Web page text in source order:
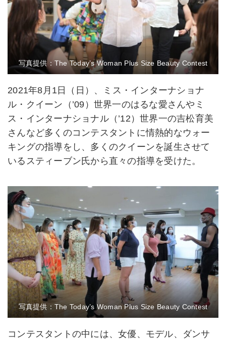
写真提供：The Today’s Woman Plus Size Beauty Contest
2021年8月1日（日）、ミス・インターナショナ
ル・クイーン（’09）世界一のはるな愛さんやミ
ス・インターナショナル（’12）世界一の吉松育美
さんなど多くのコンテスタントに情熱的なウォー
キングの指導をし、多くのクイーンを誕生させて
いるスティーブン氏から直々の指導を受けた。
写真提供：The Today’s Woman Plus Size Beauty Contest
コンテスタントの中には、女優、モデル、ダンサ